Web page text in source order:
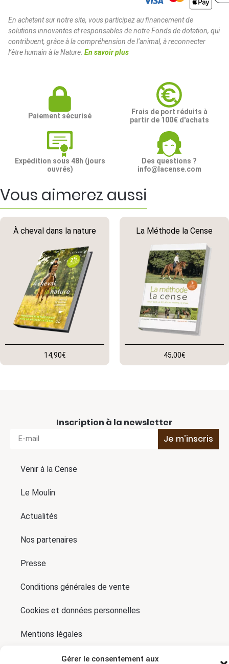
Gérer le consentement aux
En achetant sur notre site, vous participez au financement de
solutions innovantes et responsables de notre Fonds de dotation, qui
contribuent, grâce à la compréhension de l’animal, à reconnecter
l’être humain à la Nature. En savoir plus
Paiement sécurisé
Frais de port réduits à
partir de 100€ d'achats
Expédition sous 48h (jours
ouvrés)
Des questions ?
info@lacense.com
Vous aimerez aussi
À cheval dans la nature
14,90€
La Méthode la Cense
45,00€
Inscription à la newsletter
Je m'inscris
Venir à la Cense
Le Moulin
Actualités
Nos partenaires
Presse
Conditions générales de vente
Cookies et données personnelles
Mentions légales